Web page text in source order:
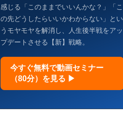
感じる「このままでいいんかな？」「こ
の先どうしたらいいかわからない」とい
うモヤモヤを解消し、人生後半戦をアッ
プデートさせる【新】戦略。
今すぐ無料で動画セミナー
（80分）を見る ▶